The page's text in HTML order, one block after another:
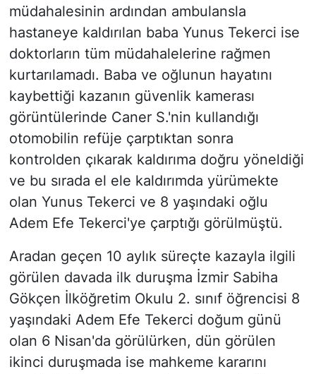
müdahalesinin ardından ambulansla
hastaneye kaldırılan baba Yunus Tekerci ise
doktorların tüm müdahalelerine rağmen
kurtarılamadı. Baba ve oğlunun hayatını
kaybettiği kazanın güvenlik kamerası
görüntülerinde Caner S.'nin kullandığı
otomobilin refüje çarptıktan sonra
kontrolden çıkarak kaldırıma doğru yöneldiği
ve bu sırada el ele kaldırımda yürümekte
olan Yunus Tekerci ve 8 yaşındaki oğlu
Adem Efe Tekerci'ye çarptığı görülmüştü.
Aradan geçen 10 aylık süreçte kazayla ilgili
görülen davada ilk duruşma İzmir Sabiha
Gökçen İlköğretim Okulu 2. sınıf öğrencisi 8
yaşındaki Adem Efe Tekerci doğum günü
olan 6 Nisan'da görülürken, dün görülen
ikinci duruşmada ise mahkeme kararını